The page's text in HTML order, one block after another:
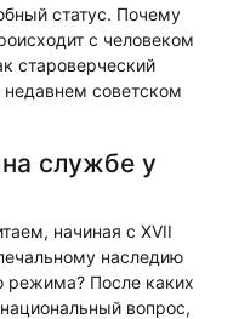
статус. Почему
с человеком
староверческий
недавнем советском
службе у
начиная с XVII
наследию
режима? После каких
вопрос,